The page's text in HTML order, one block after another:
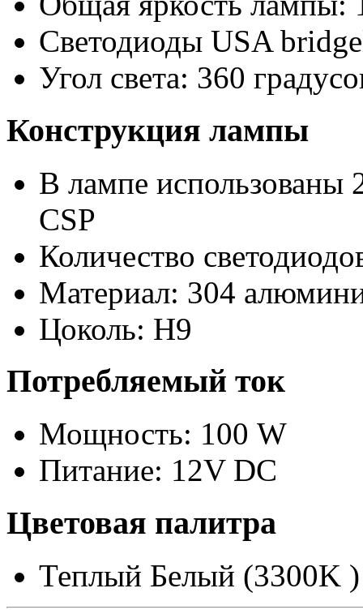
Светодиоды USA
Угол света: 360
Конструкция лампы
В лампе использованы
CSP
Количество
Материал: 304
Цоколь: H9
Потребляемый ток
Мощность: 100 W
Питание: 12V DC
Цветовая палитра
Теплый Белый (3300K )